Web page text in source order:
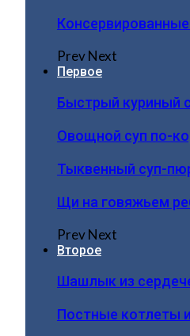
PrevNext
Первое
Быстрый куриный
Овощной суп по-
Тыквенный суп-
Щи на говяжьем
PrevNext
Второе
Шашлык из
Постные котлеты